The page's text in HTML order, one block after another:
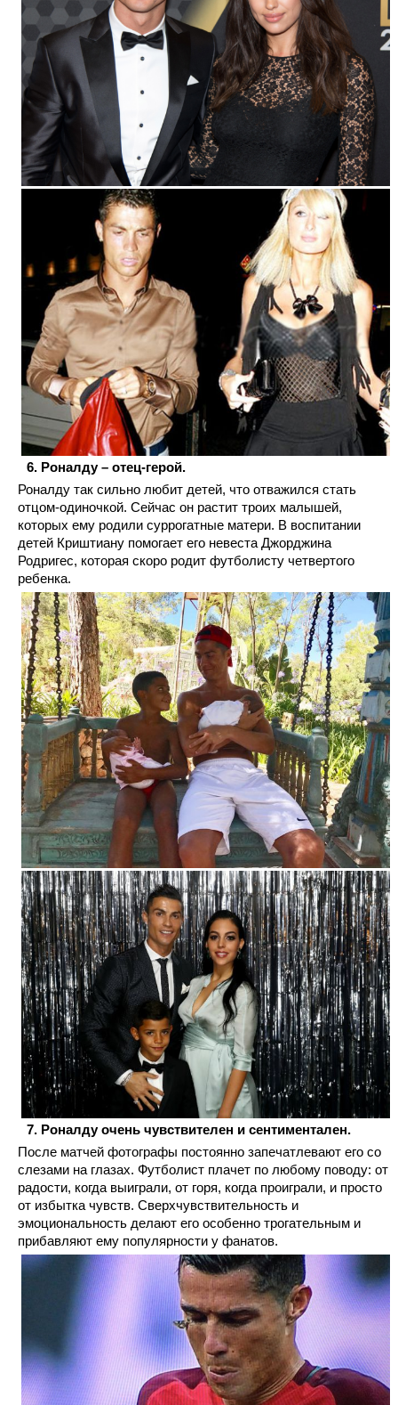
Роналду – отец-герой.
Роналду так сильно любит детей, что отважился стать
отцом-одиночкой. Сейчас он растит троих малышей,
которых ему родили суррогатные матери. В воспитании
детей Криштиану помогает его невеста Джорджина
Родригес, которая скоро родит футболисту четвертого
ребенка.
Роналду очень чувствителен и сентиментален.
После матчей фотографы постоянно запечатлевают его со
слезами на глазах. Футболист плачет по любому поводу: от
радости, когда выиграли, от горя, когда проиграли, и просто
от избытка чувств. Сверхчувствительность и
эмоциональность делают его особенно трогательным и
прибавляют ему популярности у фанатов.